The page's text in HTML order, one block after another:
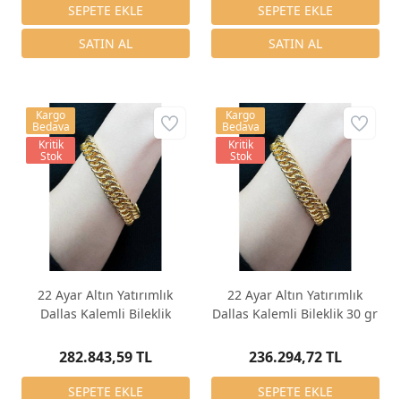
22 Ayar Altın Yatırımlık
Dallas Kalemli Bileklik
282.843,59 TL
Kargo
Bedava
Kritik
Stok
22 Ayar Altın Yatırımlık
Dallas Kalemli Bileklik 30 gr
236.294,72 TL
Kargo
Bedava
Kritik
Stok